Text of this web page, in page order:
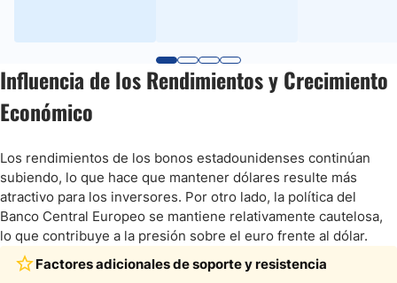
Influencia de los Rendimientos y Crecimiento
Económico
Los rendimientos de los bonos estadounidenses continúan
subiendo, lo que hace que mantener dólares resulte más
atractivo para los inversores. Por otro lado, la política del
Banco Central Europeo se mantiene relativamente cautelosa,
lo que contribuye a la presión sobre el euro frente al dólar.
Factores adicionales de soporte y resistencia